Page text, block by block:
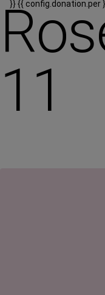
}}{{ config.donation.per
11